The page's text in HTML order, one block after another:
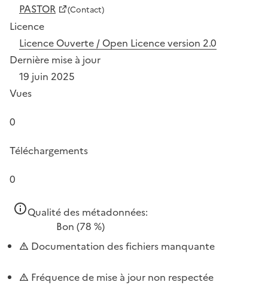
PASTOR
(Contact)
Licence
Licence Ouverte / Open Licence version 2.0
Dernière mise à jour
19 juin 2025
Vues
0
Téléchargements
0
Qualité des métadonnées:
Bon (78 %)
Documentation des fichiers manquante
Fréquence de mise à jour non respectée